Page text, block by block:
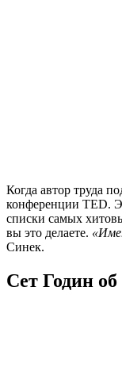
Когда автор труда
конференции TED.
списки самых
вы это делаете.
Синек.
Сет Годин